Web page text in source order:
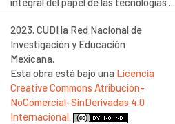
2023. CUDI la Red Nacional de
Investigación y Educación
Mexicana.
Esta obra está bajo una Licencia
Creative Commons Atribución-
NoComercial-SinDerivadas 4.0
Internacional.